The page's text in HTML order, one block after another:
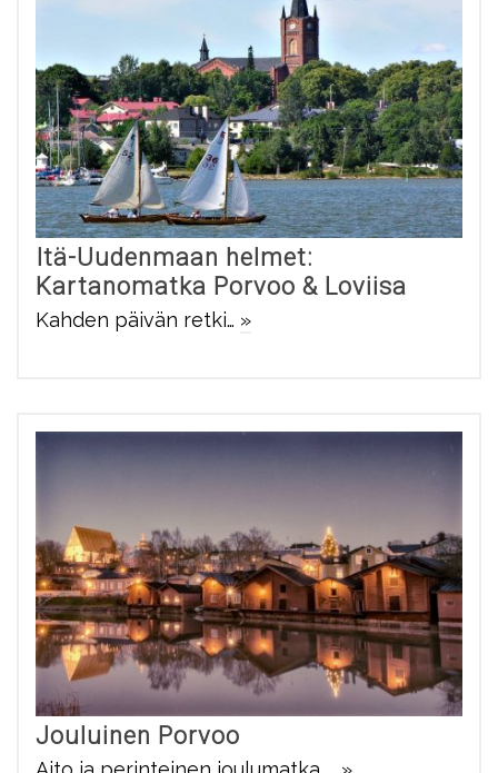
Itä-Uudenmaan helmet:
Kartanomatka Porvoo & Loviisa
Kahden päivän retki… »
Jouluinen Porvoo